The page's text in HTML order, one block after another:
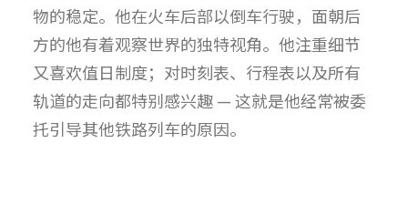
物的稳定。他在火车后部以倒车行驶，面朝后
方的他有着观察世界的独特视角。他注重细节
又喜欢值日制度；对时刻表、行程表以及所有
轨道的走向都特别感兴趣 — 这就是他经常被委
托引导其他铁路列车的原因。